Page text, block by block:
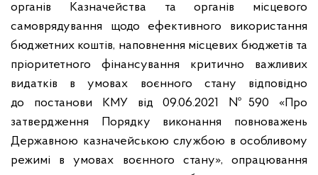
органів Казначейства та органів місцевого
самоврядування щодо ефективного використання
бюджетних коштів, наповнення місцевих бюджетів та
пріоритетного фінансування критично важливих
видатків в умовах воєнного стану відповідно
до постанови КМУ від 09.06.2021
№590 «Про
затвердження Порядку виконання повноважень
Державною казначейською службою в особливому
режимі в умовах воєнного стану», опрацювання